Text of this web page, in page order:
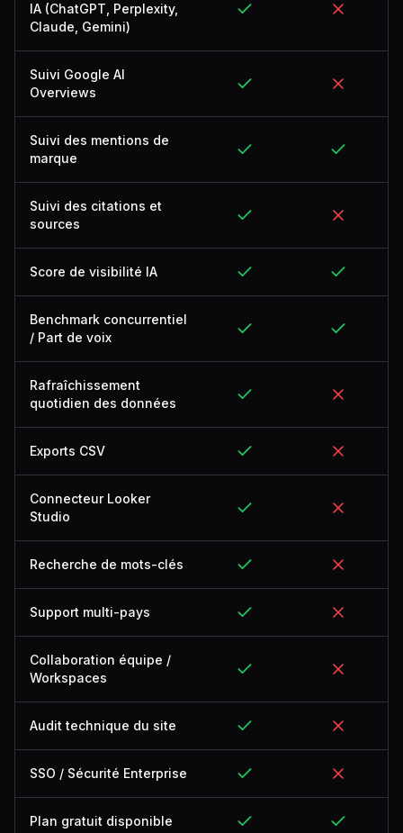
IA (ChatGPT, Perplexity,
Claude, Gemini)
Suivi Google AI
Overviews
Suivi des mentions de
marque
Suivi des citations et
sources
Score de visibilité IA
Benchmark concurrentiel
/ Part de voix
Rafraîchissement
quotidien des données
Exports CSV
Connecteur Looker
Studio
Recherche de mots-clés
Support multi-pays
Collaboration équipe /
Workspaces
Audit technique du site
SSO / Sécurité Enterprise
Plan gratuit disponible